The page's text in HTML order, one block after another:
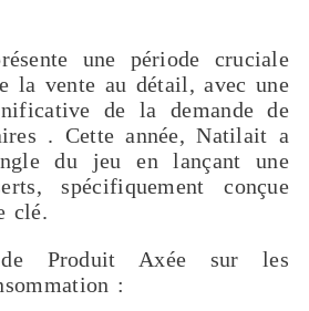
une période cruciale
la vente au détail, avec une
de la demande de
. Cette année, Natilait a
du jeu en lançant une
spécifiquement conçue
clé.
Produit Axée sur les
: